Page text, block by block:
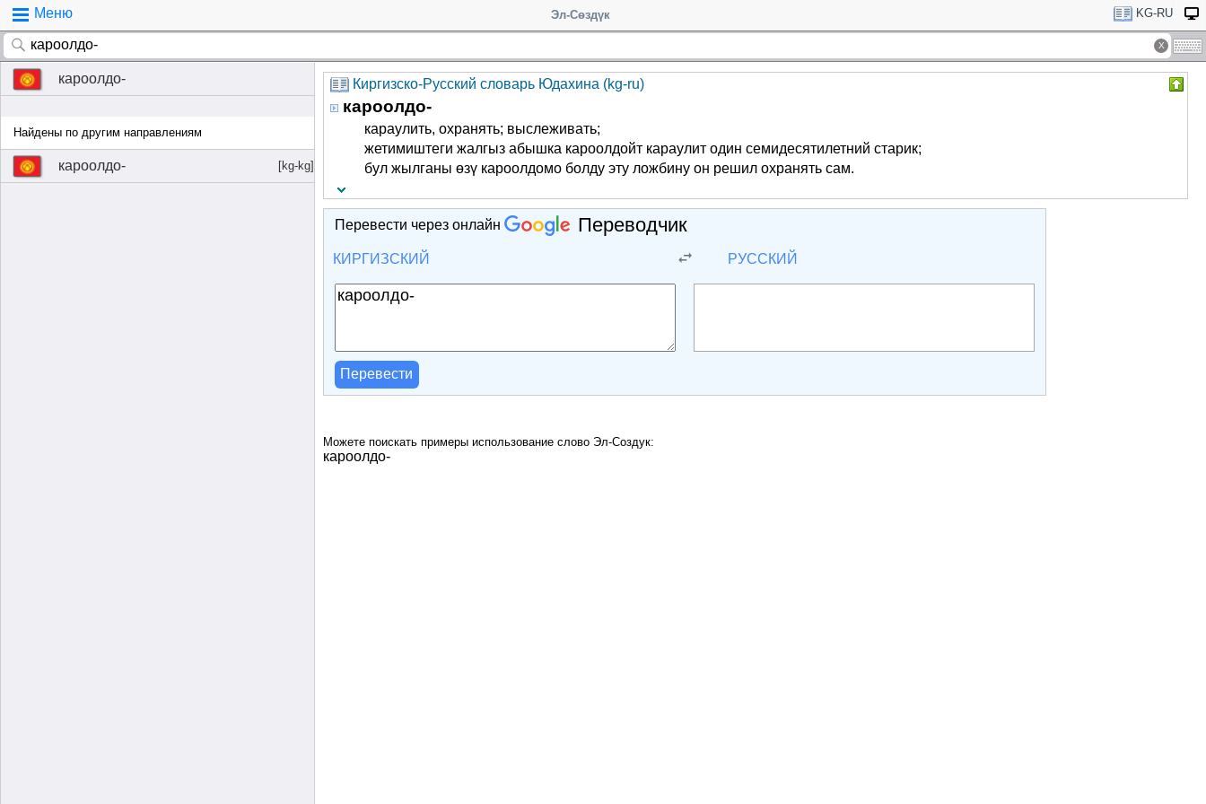
Меню Эл-Сөздүк KG-RU
кароолдо-
Найдены по другим направлениям
кароолдо- [kg-kg]
Киргизско-Русский словарь Юдахина (kg-ru)
кароолдо-
караулить, охранять; выслеживать;
жетимиштеги жалгыз абышка кароолдойт караулит один семидесятилетний старик;
бул жылганы өзү кароолдомо болду эту ложбину он решил охранять сам.
Перевести через онлайн Переводчик
КИРГИЗСКИЙ РУССКИЙ
Перевести
Можете поискать примеры использование слово Эл-Создук:
кароолдо-